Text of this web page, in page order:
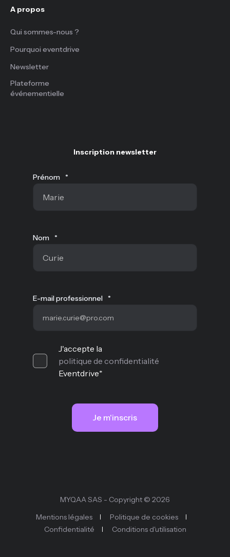
A propos
Qui sommes-nous ?
Pourquoi eventdrive
Newsletter
Plateforme
événementielle
Inscription newsletter
Prénom *
Nom *
E-mail professionnel *
J'accepte la
politique de confidentialité
Eventdrive*
MYQAA SAS - Copyright © 2026
Mentions légales
Politique de cookies
Confidentialité
Conditions d'utilisation